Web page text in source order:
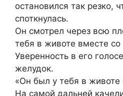
остановился так резко,
споткнулась.
Он смотрел через всю
тебя в животе вместе
Уверенность в его
желудок.
«Он был у тебя в животе
На самой дальней